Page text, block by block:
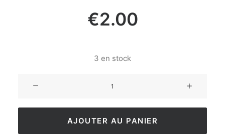
€2.00
3 en stock
AJOUTER AU PANIER